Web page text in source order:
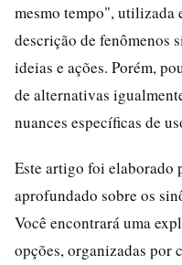
mesmo tempo", utilizada
descrição de fenômenos
ideias e ações. Porém,
de alternativas
nuances específicas de
Este artigo foi elaborado
aprofundado sobre os
Você encontrará uma
opções, organizadas por